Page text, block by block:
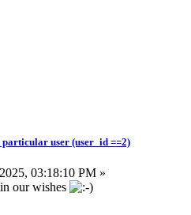
user (user_id ==2)
03:18:10 PM »
our wishes